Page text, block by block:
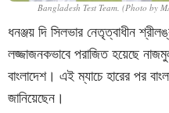
Bangladesh Test Team. (Photo by
ধনঞ্জয় দি সিলভার নেতৃত্বাধীন
লজ্জাজনকভাবে পরাজিত হয়েছে
বাংলাদেশ। এই ম্যাচে হারের পর
জানিয়েছেন।